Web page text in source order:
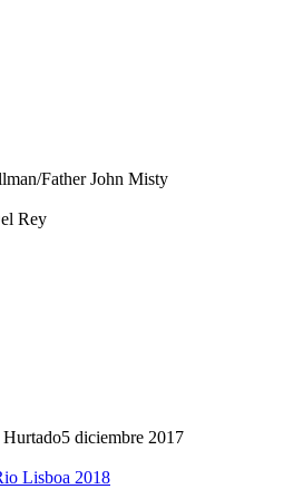
Father John Misty
Rey
Hurtado5 diciembre 2017
Lisboa 2018